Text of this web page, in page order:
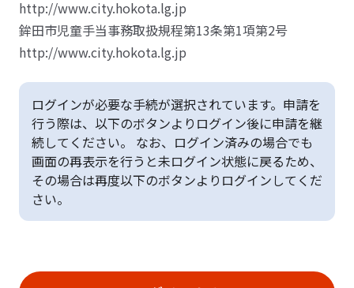
http://www.city.hokota.lg.jp
鉾田市児童手当事務取扱規程第13条第1項第2号
http://www.city.hokota.lg.jp
ログインが必要な手続が選択されています。申請を
行う際は、以下のボタンよりログイン後に申請を継
続してください。 なお、ログイン済みの場合でも
画面の再表示を行うと未ログイン状態に戻るため、
その場合は再度以下のボタンよりログインしてくだ
さい。